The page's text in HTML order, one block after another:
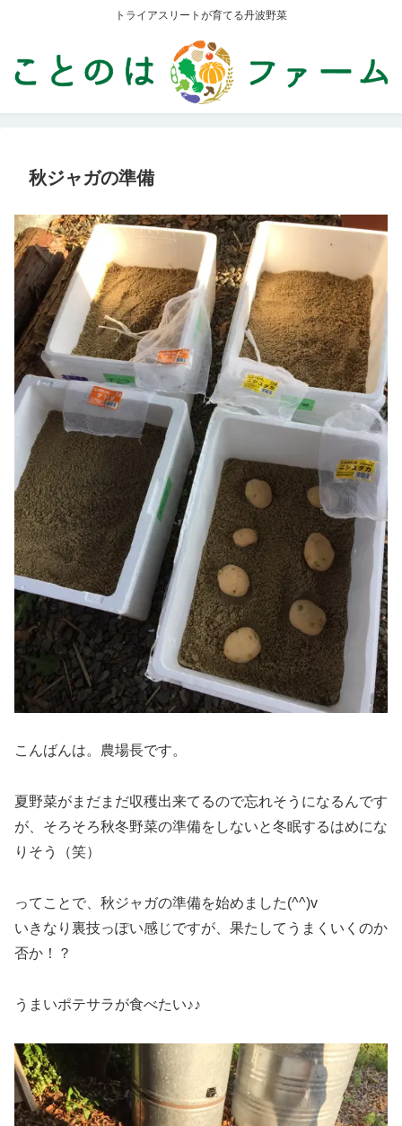
トライアスリートが育てる丹波野菜
秋ジャガの準備
こんばんは。農場長です。
夏野菜がまだまだ収穫出来てるので忘れそうになるんです
が、そろそろ秋冬野菜の準備をしないと冬眠するはめにな
りそう（笑）
ってことで、秋ジャガの準備を始めました(^^)v
いきなり裏技っぽい感じですが、果たしてうまくいくのか
否か！？
うまいポテサラが食べたい♪♪